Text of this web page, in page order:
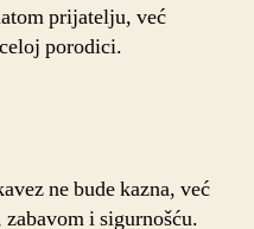
prijatelju, već
porodici.
ne bude kazna, već
i sigurnošću.